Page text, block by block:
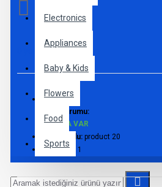
Electronics
Appliances
Baby & Kids
Flowers
Food
Sports
-
Stok Durumu:
STOKTA VAR
Ürün Kodu: product 20
SKU: test 1